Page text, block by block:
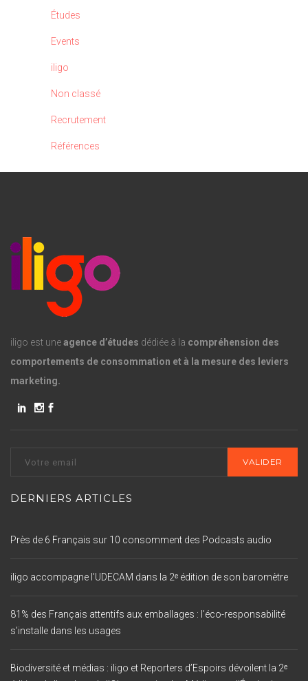
Études
Events
iligo
Non classé
Recrutement
Références
iligo est uneagence d’études dédiée à la compréhension des
comportements de consommation et à la mesure des leviers
marketing.
DERNIERS ARTICLES
Près de 6 Français sur 10 consomment des Podcasts audio
iligo accompagne l’UDECAM dans la 2ᵉ édition de son baromètre
81% des Français attentifs aux emballages : l’éco-responsabilité
s’installe dans les usages
Biodiversité et médias : iligo et Reporters d’Espoirs dévoilent la 2ᵉ